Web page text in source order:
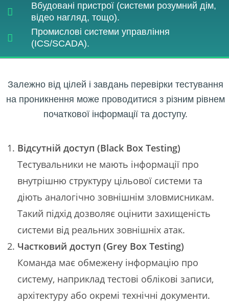
Вбудовані пристрої (системи розумний дім,
відео нагляд, тощо).
Промислові системи управління
(ICS/SCADA).
Залежно від цілей і завдань перевірки тестування
на проникнення може проводитися з різним рівнем
початкової інформації та доступу.
Відсутній доступ (Black Box Testing)
Тестувальники не мають інформації про
внутрішню структуру цільової системи та
діють аналогічно зовнішнім зловмисникам.
Такий підхід дозволяє оцінити захищеність
системи від реальних зовнішніх атак.
Частковий доступ (Grey Box Testing)
Команда має обмежену інформацію про
систему, наприклад тестові облікові записи,
архітектуру або окремі технічні документи.